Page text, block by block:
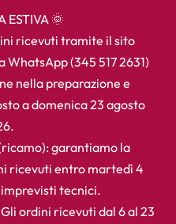
ESTIVA 🌞
ricevuti tramite il sito
(345 517 2631)
nella preparazione e
a domenica 23 agosto
garantiamo la
ricevuti entro martedì 4
tecnici.
ordini ricevuti dal 6 al 23